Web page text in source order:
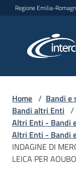
Vai al contenuto
Vai alla navigazione
Vai al footer
Regione Emilia-
L'Agenzia
Home / Bandi
Bandi altri Enti /
Altri Enti - Bandi
Altri Enti - Bandi
INDAGINE DI
LEICA PER AOUBO